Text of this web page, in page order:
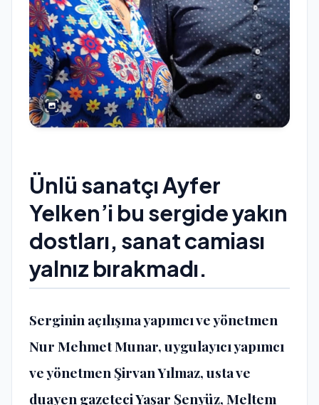
Ünlü sanatçı Ayfer
Yelken’i bu sergide yakın
dostları, sanat camiası
yalnız bırakmadı.
Serginin açılışına yapımcı ve yönetmen
Nur Mehmet Munar, uygulayıcı yapımcı
ve yönetmen Şirvan Yılmaz, usta ve
duayen gazeteci Yaşar Şenyüz, Meltem